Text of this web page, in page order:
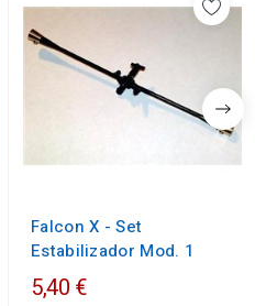
Falcon X - Set
Estabilizador Mod. 1
5,40 €